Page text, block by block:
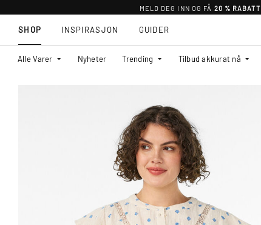
MELD DEG INN OG FÅ 20 % RABATT
SHOP
Alle Varer Nyheter Trending Tilbud akkurat nå
INSPIRASJON GUIDER